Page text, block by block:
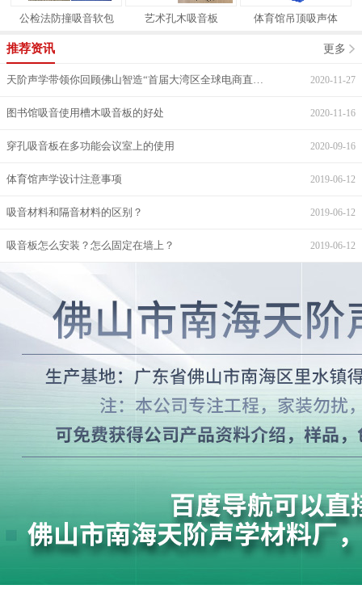
公检法防撞吸音软包 艺术孔木吸音板 体育馆吊顶吸声体
推荐资讯 更多
2020-11-27
图书馆吸音使用槽木吸音板的好处 2020-11-16
穿孔吸音板在多功能会议室上的使用 2020-09-16
体育馆声学设计注意事项 2019-06-12
吸音材料和隔音材料的区别？ 2019-06-12
吸音板怎么安装？怎么固定在墙上？ 2019-06-12